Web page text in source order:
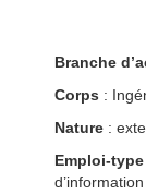
Branche
Corps :
Nature :
Emploi-type
d’information